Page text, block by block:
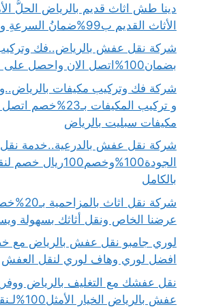
دينا طش اثاث قديم بالرياض الحلُّ
الأثاث القديم ب99%ضمانُ السرعةِ والأمان
شركة نقل عفش بالرياض..فك
بضمان100%اتصل الان واحصل على خصم40%
شركة فك وتركيب مكيفات
و تركيب المكيفات
مكيفات سبليت بالرياض
شركة نقل عفش بالدرعية..خدمة
بالكامل
شركة نقل
عرضنا الخاص ونقل أثاثك بسهولة
افضل لوري وهاف لوري لنقل العفش
عفش بالرياض الخيار الأمثل100%لـنقل وتغليف العفش